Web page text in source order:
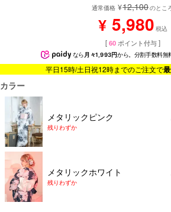
通常価格 ¥12,100のとこ
¥ 5,980 税込
[ 60 ポイント付与 ]
なら月々1,993円から。分割手数料無
平日15時/土日祝12時までのご注文で
カラー
メタリックピンク
残りわずか
メタリックホワイト
残りわずか